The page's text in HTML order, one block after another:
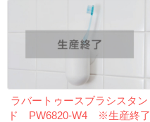
ラバートゥースブラシスタン
ド PW6820-W4 ※生産終了